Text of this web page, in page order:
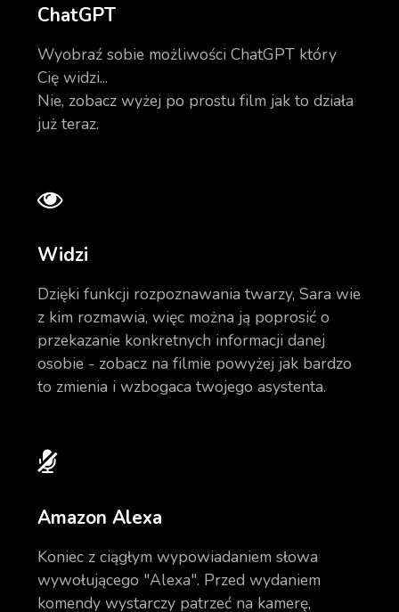
ChatGPT
Wyobraź sobie możliwości ChatGPT który
Cię widzi...
Nie, zobacz wyżej po prostu film jak to działa
już teraz.
Widzi
Dzięki funkcji rozpoznawania twarzy, Sara wie
z kim rozmawia, więc można ją poprosić o
przekazanie konkretnych informacji danej
osobie - zobacz na filmie powyżej jak bardzo
to zmienia i wzbogaca twojego asystenta.
Amazon Alexa
Koniec z ciągłym wypowiadaniem słowa
wywołującego "Alexa". Przed wydaniem
komendy wystarczy patrzeć na kamerę,